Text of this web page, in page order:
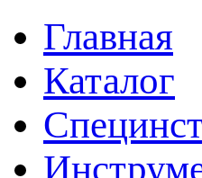
Главная
Каталог